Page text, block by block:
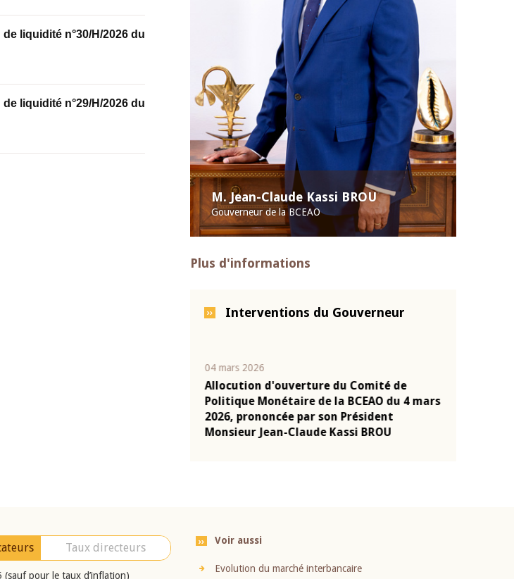
M. Jean-Claude Kassi BROU
Gouverneur de la BCEAO
Plus d'informations
Interventions du Gouverneur
04 mars 2026
Allocution d'ouverture du Comité de
Politique Monétaire de la BCEAO du 4 mars
2026, prononcée par son Président
Monsieur Jean-Claude Kassi BROU
liquidité n°30/H/2026 du
liquidité n°29/H/2026 du
Taux directeurs
pour le taux d’inflation)
Voir aussi
Evolution du marché interbancaire